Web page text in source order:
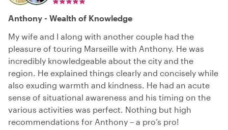
Anthony - Wealth of Knowledge
My wife and I along with another couple had the
pleasure of touring Marseille with Anthony. He was
incredibly knowledgeable about the city and the
region. He explained things clearly and concisely while
also exuding warmth and kindness. He had an acute
sense of situational awareness and his timing on the
various activities was perfect. Nothing but high
recommendations for Anthony – a pro’s pro!